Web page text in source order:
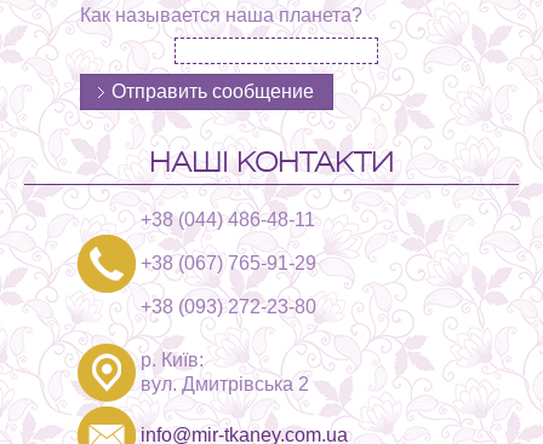
Как называется наша планета?
НАШІ КОНТАКТИ
+38 (044) 486-48-11
+38 (067) 765-91-29
+38 (093) 272-23-80
р. Київ:
вул. Дмитрівська 2
info@mir-tkaney.com.ua